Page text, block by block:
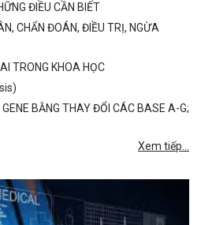
ĐIỀU CẦN BIẾT
CHẨN ĐOÁN, ĐIỀU TRỊ, NGỪA
TRONG KHOA HỌC
BẰNG THAY ĐỔI CÁC BASE A-G;
Xem tiếp...